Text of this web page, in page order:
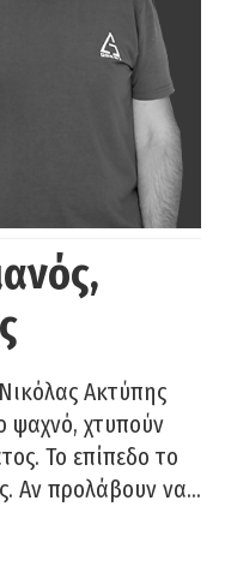
Ακτύπης
ψαχνό, χτυπούν
Το επίπεδο το
Αν προλάβουν να…